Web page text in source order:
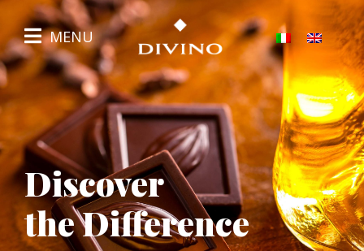
MENU
Discover
the Difference